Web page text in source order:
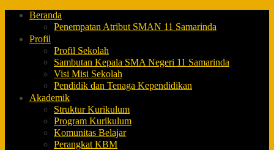
Beranda
Penempatan Atribut SMAN 11 Samarinda
Profil
Profil Sekolah
Sambutan Kepala SMA Negeri 11 Samarinda
Visi Misi Sekolah
Pendidik dan Tenaga Kependidikan
Akademik
Struktur Kurikulum
Program Kurikulum
Komunitas Belajar
Perangkat KBM